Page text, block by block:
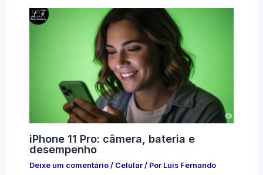
iPhone 11 Pro: câmera, bateria e
desempenho
Deixe um comentário / Celular/ Por Luis Fernando